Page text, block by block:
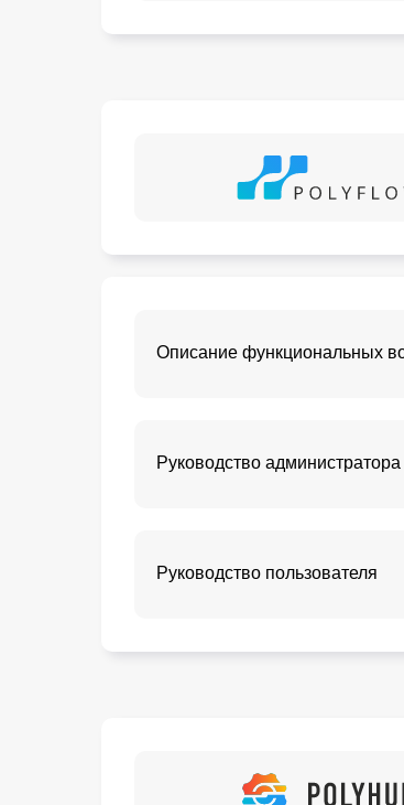
Описание функциональных
Руководство администратора
Руководство пользователя